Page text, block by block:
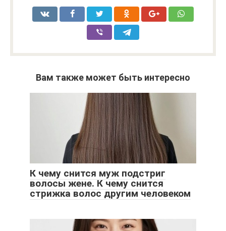
Вам также может быть интересно
К чему снится муж подстриг
волосы жене. К чему снится
стрижка волос другим человеком